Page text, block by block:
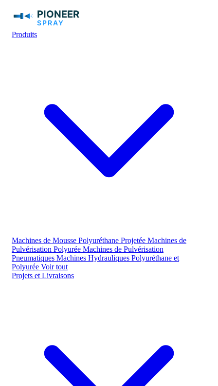
Produits
Machines de Mousse Polyuréthane Projetée Machines de
Pulvérisation Polyurée Machines de Pulvérisation
Pneumatiques Machines Hydrauliques Polyuréthane et
Polyurée Voir tout
Projets et Livraisons